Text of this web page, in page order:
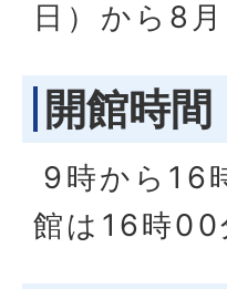
日）から8
開館時間
9時から16
館は16時00